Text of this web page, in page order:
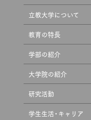
立教大学について
教育の特長
学部の紹介
大学院の紹介
研究活動
学生生活・キャリア